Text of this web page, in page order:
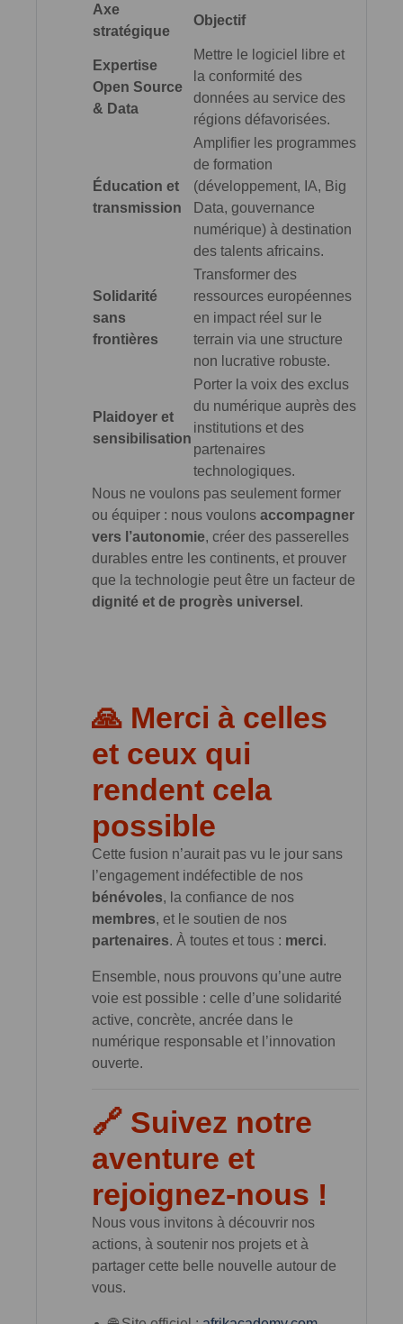
Axe
stratégique
Objectif
Expertise
Open Source
& Data
Mettre le logiciel libre et
la conformité des
données au service des
régions défavorisées.
Éducation et
transmission
Amplifier les programmes
de formation
(développement, IA, Big
Data, gouvernance
numérique) à destination
des talents africains.
Solidarité
sans
frontières
Transformer des
ressources européennes
en impact réel sur le
terrain via une structure
non lucrative robuste.
Plaidoyer et
sensibilisation
Porter la voix des exclus
du numérique auprès des
institutions et des
partenaires
technologiques.
Nous ne voulons pas seulement former
ou équiper : nous voulons accompagner
vers l’autonomie, créer des passerelles
durables entre les continents, et prouver
que la technologie peut être un facteur de
dignité et de progrès universel .
🙏 Merci à celles
et ceux qui
rendent cela
possible
Cette fusion n’aurait pas vu le jour sans
l’engagement indéfectible de nos
bénévoles, la confiance de nos
membres, et le soutien de nos
partenaires. À toutes et tous : merci.
Ensemble, nous prouvons qu’une autre
voie est possible : celle d’une solidarité
active, concrète, ancrée dans le
numérique responsable et l’innovation
ouverte.
🔗 Suivez notre
aventure et
rejoignez-nous !
Nous vous invitons à découvrir nos
actions, à soutenir nos projets et à
partager cette belle nouvelle autour de
vous.